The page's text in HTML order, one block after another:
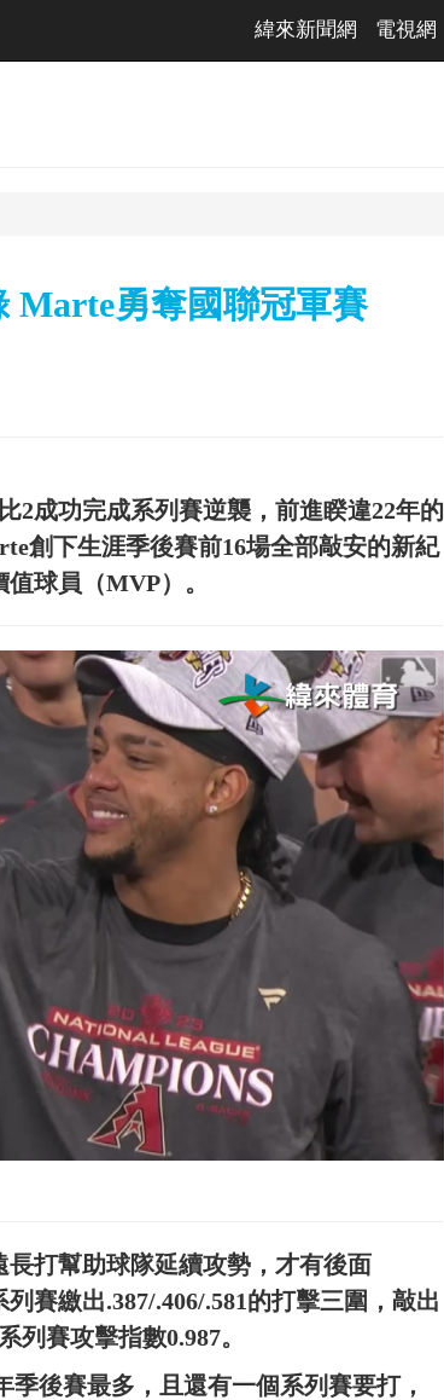
緯來新聞網 電視網
Marte勇奪國聯冠軍賽
2成功完成系列賽逆襲，前進睽違22年的
創下生涯季後賽前16場全部敲安的新紀
球員（MVP）。
打幫助球隊延續攻勢，才有後面
賽繳出.387/.406/.581的打擊三圍，敲出
列賽攻擊指數0.987。
後賽最多，且還有一個系列賽要打，